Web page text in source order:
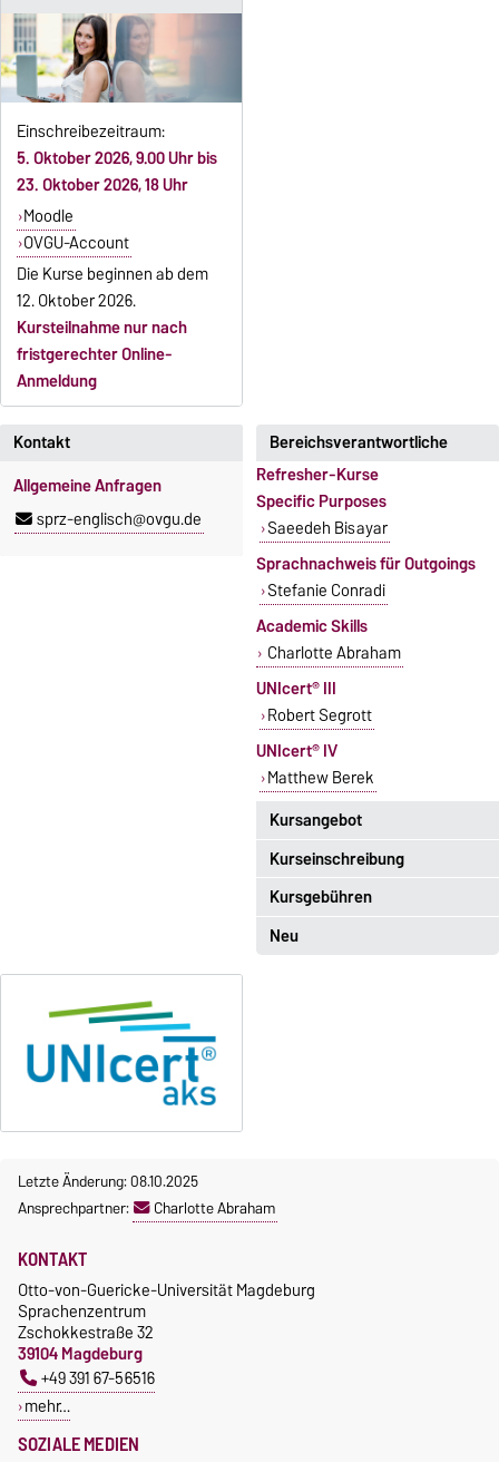
Einschreibezeitraum:
5. Oktober 2026, 9.00 Uhr bis
23. Oktober 2026, 18 Uhr
Moodle
OVGU-Account
Die Kurse beginnen ab dem
12. Oktober 2026.
Kursteilnahme nur nach
fristgerechter Online-
Anmeldung
Kontakt
Allgemeine Anfragen
sprz-englisch@ovgu.de
Kurseinschreibung
Einschreibezeitraum:
5. Oktober 2026, 9.00 Uhr bis
23. Oktober 2026, 18 Uhr
Kursangebot
Das aktuelle Kursangebot für
Englisch finden Sie
Bereichsverantwortliche
Refresher-Kurse
Specific Purposes
Saeedeh Bisayar
Sprachnachweis für Outgoings
Stefanie Conradi
Academic Skills
Charlotte Abraham
UNIcert® III
Robert Segrott
UNIcert® IV
Matthew Berek
Kursgebühren
Sprachkurse sind i. d. R.
Neu
Letzte Änderung: 08.10.2025
Ansprechpartner:
Charlotte Abraham
SOZIALE MEDIEN
KONTAKT
Otto-von-Guericke-Universität Magdeburg
Sprachenzentrum
Zschokkestraße 32
39104 Magdeburg
+49 391 67-56516
mehr…